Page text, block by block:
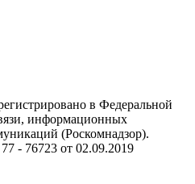
в Федеральной
информационных
(Роскомнадзор).
- 76723 от 02.09.2019